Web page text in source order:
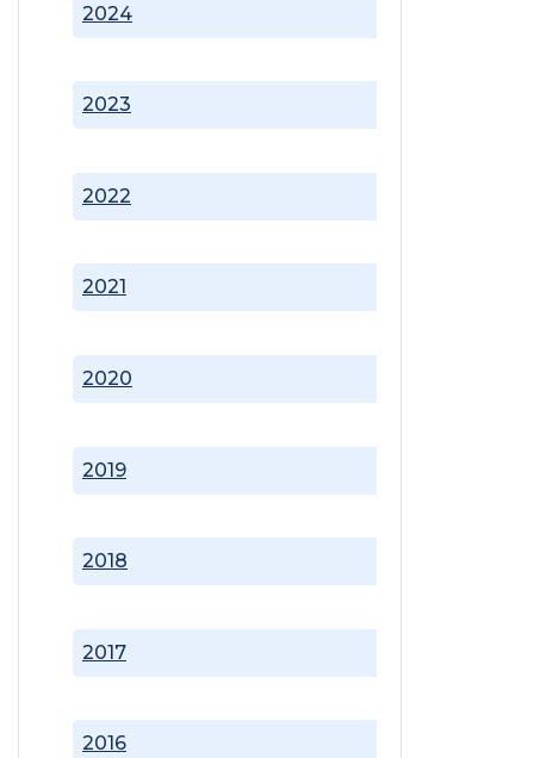
2016
2017
2018
2019
2020
2021
2022
2023
2024